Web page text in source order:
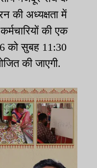
की अध्यक्षता में
की एक
को सुबह 11:30
की जाएगी.